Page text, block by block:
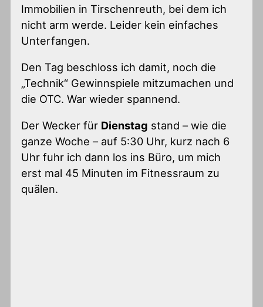
Immobilien in Tirschenreuth, bei dem ich
nicht arm werde. Leider kein einfaches
Unterfangen.
Den Tag beschloss ich damit, noch die
„Technik“ Gewinnspiele mitzumachen und
die OTC. War wieder spannend.
Der Wecker für Dienstag stand – wie die
ganze Woche – auf 5:30 Uhr, kurz nach 6
Uhr fuhr ich dann los ins Büro, um mich
erst mal 45 Minuten im Fitnessraum zu
quälen.